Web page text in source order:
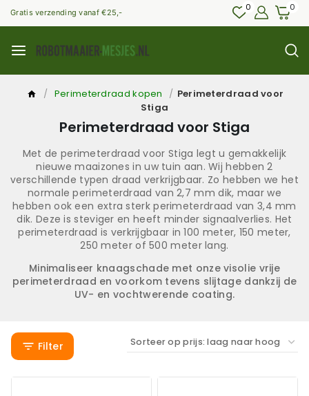
Gratis verzending vanaf €25,- 0 0
/ Perimeterdraad kopen / Perimeterdraad voor
Stiga
Perimeterdraad voor Stiga
Met de perimeterdraad voor Stiga legt u gemakkelijk
nieuwe maaizones in uw tuin aan. Wij hebben 2
verschillende typen draad verkrijgbaar. Zo hebben we het
normale perimeterdraad van 2,7 mm dik, maar we
hebben ook een extra sterk perimeterdraad van 3,4 mm
dik. Deze is steviger en heeft minder signaalverlies. Het
perimeterdraad is verkrijgbaar in 100 meter, 150 meter,
250 meter of 500 meter lang.
Minimaliseer knaagschade met onze visolie vrije
perimeterdraad en voorkom tevens slijtage dankzij de
UV- en vochtwerende coating.
Filter